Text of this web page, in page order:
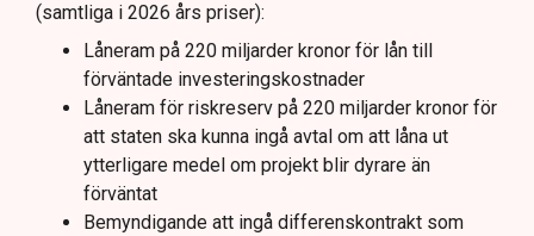
investeringens nödvändighet.
(samtliga i 2026 års priser):
Låneram på 220 miljarder kronor för lån till
förväntade investeringskostnader
Låneram för riskreserv på 220 miljarder kronor för
att staten ska kunna ingå avtal om att låna ut
ytterligare medel om projekt blir dyrare än
förväntat
Bemyndigande att ingå differenskontrakt som